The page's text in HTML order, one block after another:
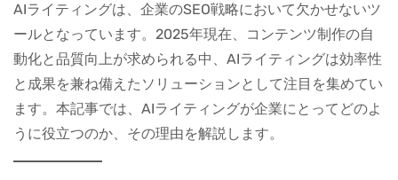
AIライティングは、企業のSEO戦略において欠かせないツ
ールとなっています。2025年現在、コンテンツ制作の自
動化と品質向上が求められる中、AIライティングは効率性
と成果を兼ね備えたソリューションとして注目を集めてい
ます。本記事では、AIライティングが企業にとってどのよ
うに役立つのか、その理由を解説します。